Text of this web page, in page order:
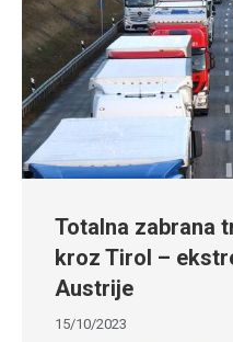
Totalna zabrana
kroz Tirol –
Austrije
15/10/2023